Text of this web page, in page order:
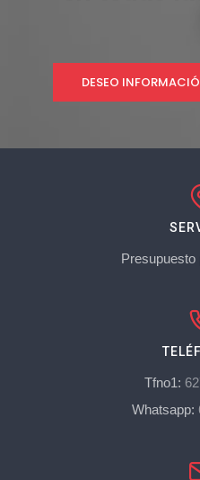
DESEO
Presupuesto
Tfno1:
Whatsapp: